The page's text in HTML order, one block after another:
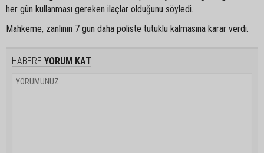
her gün kullanması gereken ilaçlar olduğunu söyledi.
Mahkeme, zanlının 7 gün daha poliste tutuklu kalmasına karar verdi.
HABERE YORUM KAT